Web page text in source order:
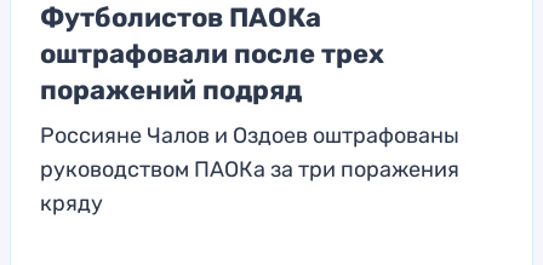
Футболистов ПАОКа
оштрафовали после трех
поражений подряд
Россияне Чалов и Оздоев оштрафованы
руководством ПАОКа за три поражения
кряду